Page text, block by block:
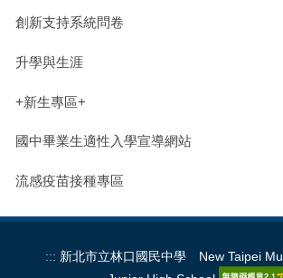
創新支持系統問卷
升學與生涯
+新生專區+
國中畢業生適性入學宣導網站
流感疫苗接種專區
::: 新北市立林口國民中學 New Taipei